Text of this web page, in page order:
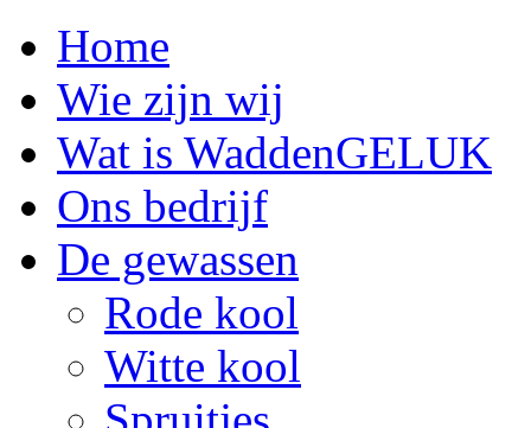
Home
Wie zijn wij
Wat is WaddenGELUK
Ons bedrijf
De gewassen
Rode kool
Witte kool